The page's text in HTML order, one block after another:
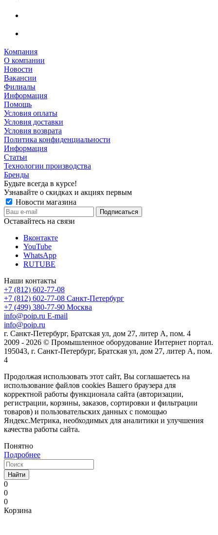
Компания
О компании
Новости
Вакансии
Филиалы
Информация
Помощь
Условия оплаты
Условия доставки
Условия возврата
Политика конфиденциальности
Информация
Статьи
Технологии производства
Бренды
Будьте всегда в курсе!
Узнавайте о скидках и акциях первым
Новости магазина
Оставайтесь на связи
Вконтакте
YouTube
WhatsApp
RUTUBE
Наши контакты
+7 (812) 602-77-08
+7 (812) 602-77-08 Санкт-Петербург
+7 (499) 380-77-90 Москва
info@poip.ru E-mail
info@poip.ru
г. Санкт-Петербург, Братская ул, дом 27, литер А, пом. 4
2009 - 2026 © Промышленное оборудование Интернет портал.
195043, г. Санкт-Петербург, Братская ул, дом 27, литер А, пом.
4
Продолжая использовать этот сайт, Вы соглашаетесь на
использование файлов cookies Вашего браузера для
корректной работы функционала сайта (авторизации,
регистрации, корзины, заказов, сортировки и фильтрации
товаров) и пользовательских данных с помощью
Яндекс.Метрика, необходимых для аналитики и улучшения
качества работы сайта.
Понятно
Подробнее
Найти
0
0
0
Корзина